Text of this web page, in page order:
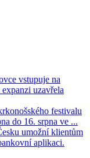
vstupuje na
uzavřela
festivalu
do 16. srpna ve ...
umožní klientům
aplikaci.